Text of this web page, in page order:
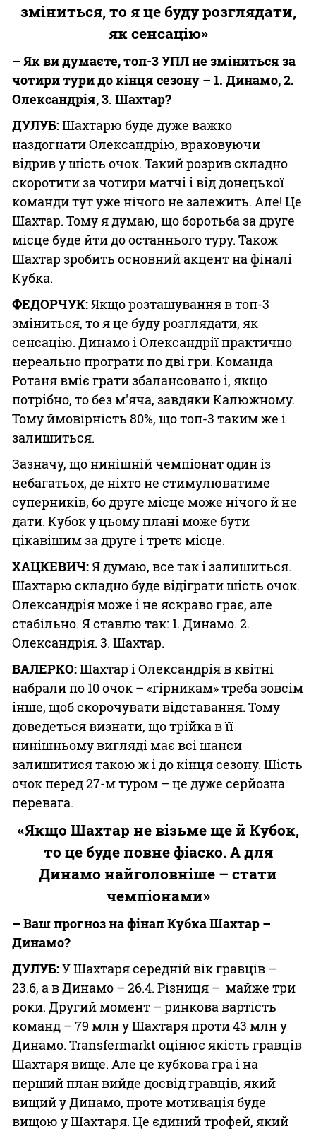
зміниться, то я це буду розглядати,
як сенсацію»
– Як ви думаєте, топ-3 УПЛ не зміниться за
чотири тури до кінця сезону – 1. Динамо, 2.
Олександрія, 3. Шахтар?
ДУЛУБ:Шахтарю буде дуже важко
наздогнати Олександрію, враховуючи
відрив у шість очок. Такий розрив складно
скоротити за чотири матчі і від донецької
команди тут уже нічого не залежить. Але! Це
Шахтар. Тому я думаю, що боротьба за друге
місце буде йти до останнього туру. Також
Шахтар зробить основний акцент на фіналі
Кубка.
ФЕДОРЧУК:Якщо розташування в топ-3
зміниться, то я це буду розглядати, як
сенсацію. Динамо і Олександрії практично
нереально програти по дві гри. Команда
Ротаня вміє грати збалансовано і, якщо
потрібно, то без м'яча, завдяки Калюжному.
Тому ймовірність 80%, що топ-3 таким же і
залишиться.
Зазначу, що нинішній чемпіонат один із
небагатьох, де ніхто не стимулюватиме
суперників, бо друге місце може нічого й не
дати. Кубок у цьому плані може бути
цікавішим за друге і третє місце.
ХАЦКЕВИЧ:Я думаю, все так і залишиться.
Шахтарю складно буде відіграти шість очок.
Олександрія може і не яскраво грає, але
стабільно. Я ставлю так: 1. Динамо. 2.
Олександрія. 3. Шахтар.
ВАЛЕРКО:Шахтар і Олександрія в квітні
набрали по 10 очок – «гірникам» треба зовсім
інше, щоб скорочувати відставання. Тому
доведеться визнати, що трійка в її
нинішньому вигляді має всі шанси
залишитися такою ж і до кінця сезону. Шість
очок перед 27-м туром – це дуже серйозна
перевага.
«Якщо Шахтар не візьме ще й Кубок,
то це буде повне фіаско. А для
Динамо найголовніше – стати
чемпіонами»
– Ваш прогноз на фінал Кубка Шахтар –
Динамо?
ДУЛУБ:У Шахтаря середній вік гравців –
23.6, а в Динамо – 26.4. Різниця – майже три
роки. Другий момент – ринкова вартість
команд – 79 млн у Шахтаря проти 43 млн у
Динамо. Transfermarkt оцінює якість гравців
Шахтаря вище. Але це кубкова гра і на
перший план вийде досвід гравців, який
вищий у Динамо, проте мотивація буде
вищою у Шахтаря. Це єдиний трофей, який